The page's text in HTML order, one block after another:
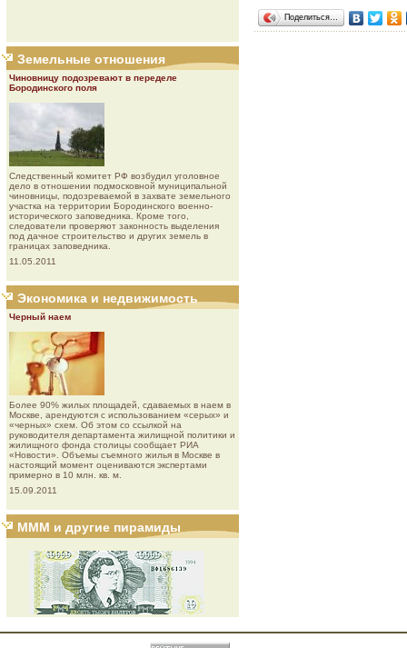
Земельные отношения
Чиновницу подозревают в переделе
Бородинского поля
Следственный комитет РФ возбудил уголовное
дело в отношении подмосковной муниципальной
чиновницы, подозреваемой в захвате земельного
участка на территории Бородинского военно-
исторического заповедника. Кроме того,
следователи проверяют законность выделения
под дачное строительство и других земель в
границах заповедника.
11.05.2011
Экономика и недвижимость
Черный наем
Более 90% жилых площадей, сдаваемых в наем в
Москве, арендуются с использованием «серых» и
«черных» схем. Об этом со ссылкой на
руководителя департамента жилищной политики и
жилищного фонда столицы сообщает РИА
«Новости». Объемы съемного жилья в Москве в
настоящий момент оцениваются экспертами
примерно в 10 млн. кв. м.
15.09.2011
МММ и другие пирамиды
Поделиться…